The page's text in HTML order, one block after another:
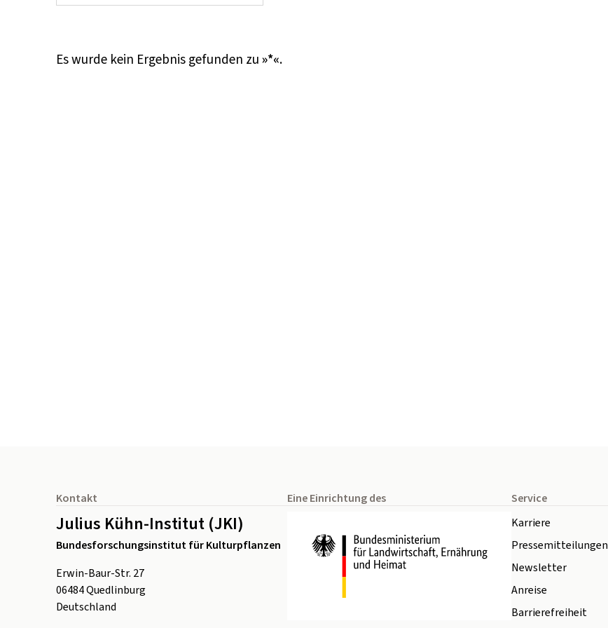
Es wurde kein Ergebnis gefunden zu»*«.
Kontakt
Julius Kühn-Institut (JKI)
Bundesforschungsinstitut für Kulturpflanzen
Erwin-Baur-Str. 27
06484Quedlinburg
Deutschland
Eine Einrichtung des
Service
Karriere
Pressemitteilungen
Newsletter
Anreise
Barrierefreiheit